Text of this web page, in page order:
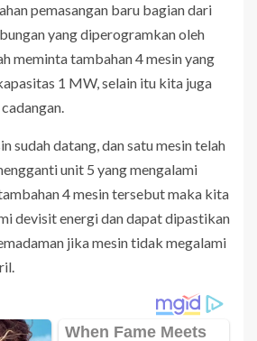
pemasangan baru bagian dari
yang diperogramkan oleh
meminta tambahan 4 mesin yang
1 MW, selain itu kita juga
sudah datang, dan satu mesin telah
unit 5 yang mengalami
4 mesin tersebut maka kita
devisit energi dan dapat dipastikan
jika mesin tidak megalami